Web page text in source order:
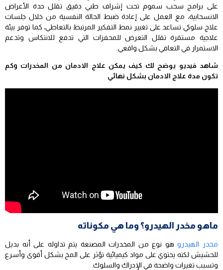
على برامج سحب سموم تحت إشراف طبي دقيق تقلل حدة الأعراض
الانسحابية، مع العمل على إعادة ضبط الحالة النفسية من خلال جلسات
علاج سلوكي تساعد على تغيير نمط التفكير المرتبط بالتعاطي، كما توفر بيئة
علاجية مستقرة تقلل التعرض للمحفزات التي تدفع للانتكاس وتدعم
الاستمرار في التعافي بشكل واقعي.
شاهد فيديو يوضح لك كيف يمكن علاج الادمان من المخدرات وكم
تكون مدة علاج الادمان بشكل نهائي
ماهو مخدر الهيدرو؟ وما هي مكوناته
مخدر الهيدروهو نوع من المخدرات المصنعة يتم تداوله على أنه بديل
للحشيش لكنه يحتوي على مواد كيميائية تؤثر على المخ بشكل أقوى وأسرع
وتسبب تغيرات واضحة في الإدراك والسلوك.